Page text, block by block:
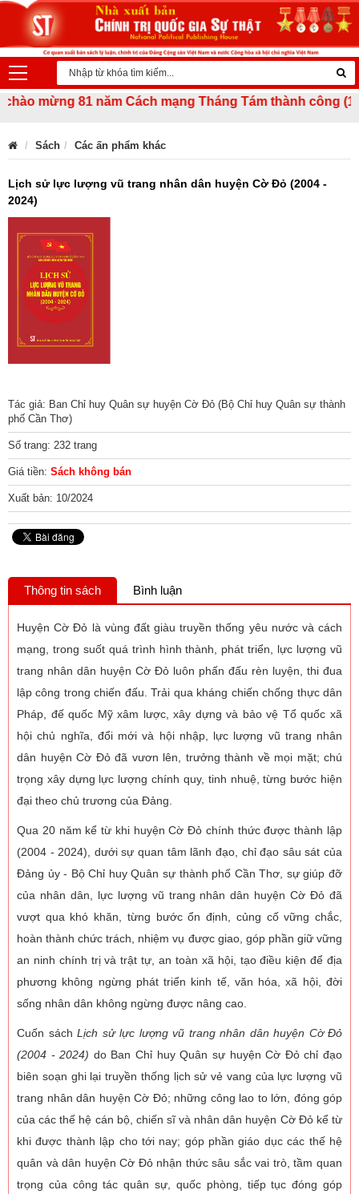
mừng 81 năm Cách mạng Tháng Tám thành công (19/8/
Sách Các ấn phẩm khác
Lịch sử lực lượng vũ trang nhân dân huyện Cờ Đỏ (2004 -
2024)
Tác giả: Ban Chỉ huy Quân sự huyện Cờ Đỏ (Bộ Chỉ huy Quân sự thành
phố Cần Thơ)
Số trang: 232 trang
Giá tiền: Sách không bán
Xuất bản: 10/2024
Thông tin sách Bình luận
Huyện Cờ Đỏ là vùng đất giàu truyền thống yêu nước và cách
mạng, trong suốt quá trình hình thành, phát triển, lực lượng vũ
trang nhân dân huyện Cờ Đỏ luôn phấn đấu rèn luyện, thi đua
lập công trong chiến đấu. Trải qua kháng chiến chống thực dân
Pháp, đế quốc Mỹ xâm lược, xây dựng và bảo vệ Tổ quốc xã
hội chủ nghĩa, đổi mới và hội nhập, lực lượng vũ trang nhân
dân huyện Cờ Đỏ đã vươn lên, trưởng thành về mọi mặt; chú
trọng xây dựng lực lượng chính quy, tinh nhuệ, từng bước hiện
đại theo chủ trương của Đảng.
Qua 20 năm kể từ khi huyện Cờ Đỏ chính thức được thành lập
(2004 - 2024), dưới sự quan tâm lãnh đạo, chỉ đạo sâu sát của
Đảng ủy - Bộ Chỉ huy Quân sự thành phố Cần Thơ, sự giúp đỡ
của nhân dân, lực lượng vũ trang nhân dân huyện Cờ Đỏ đã
vượt qua khó khăn, từng bước ổn định, củng cố vững chắc,
hoàn thành chức trách, nhiệm vụ được giao, góp phần giữ vững
an ninh chính trị và trật tự, an toàn xã hội, tạo điều kiện để địa
phương không ngừng phát triển kinh tế, văn hóa, xã hội, đời
sống nhân dân không ngừng được nâng cao.
Cuốn sách Lịch sử lực lượng vũ trang nhân dân huyện Cờ Đỏ
(2004 - 2024) do Ban Chỉ huy Quân sự huyện Cờ Đỏ chỉ đạo
biên soạn ghi lại truyền thống lịch sử vẻ vang của lực lượng vũ
trang nhân dân huyện Cờ Đỏ; những công lao to lớn, đóng góp
của các thế hệ cán bộ, chiến sĩ và nhân dân huyện Cờ Đỏ kể từ
khi được thành lập cho tới nay; góp phần giáo dục các thế hệ
quân và dân huyện Cờ Đỏ nhận thức sâu sắc vai trò, tầm quan
trọng của công tác quân sự, quốc phòng, tiếp tục đóng góp